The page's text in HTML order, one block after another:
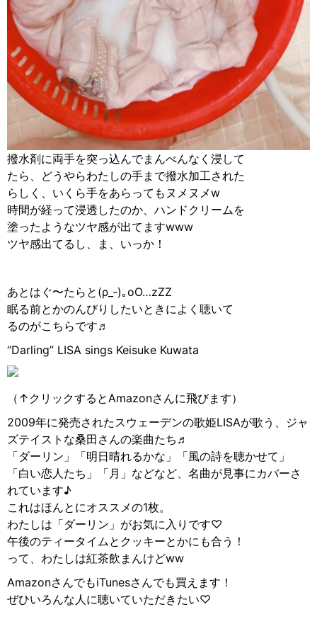
撥水剤に両手を突っ込んでまんべんなく浸して
たら、どうやらわたしの手まで撥水加工された
らしく、いくら手をあらってもヌメヌメw
時間が経って浸透したのか、ハンドクリームを
塗ったようなツヤ感が出てますwww
ツヤ感出てるし、ま、いっか！
あとはぐ〜たらと(ρ_‐)｡oO…zZZ
眠る前とかのんびりしたいときによく聴いて
るのがこちらです♬
“Darling” LISA sings Keisuke Kuwata
（↑クリックするとAmazonさんに飛びます）
2009年に発売されたスウェーデンの歌姫LISAが歌う、ジャ
ズテイストな桑田さんの楽曲たち♬
「ダーリン」「明日晴れるかな」「風の詩を聴かせて」
「白い恋人たち」「月」などなど、名曲が見事にカバーさ
れています♪
これはほんとにオススメの1枚。
わたしは「ダーリン」がお気に入りです♡
午後のティータイムとクッキーとかにも合う！
って、わたしは紅茶飲まんけどww
AmazonさんでもiTunesさんでも買えます！
ぜひいろんな人に聴いていただきたい♡